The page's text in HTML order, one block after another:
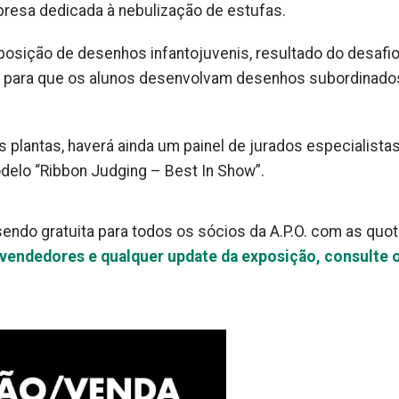
dedicada à nebulização de estufas.
de desenhos infantojuvenis, resultado do desafio
que os alunos desenvolvam desenhos
plantas, haverá ainda um painel de jurados
“Ribbon Judging – Best In Show”.
gratuita para todos os sócios da A.P.O. com as
e qualquer update da exposição, consulte